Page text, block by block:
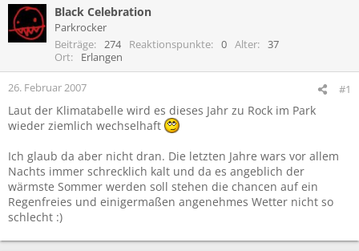
l
l
e
l
Black Celebration
Parkrocker
Beiträge
274 Reaktionspunkte 0 Alter
37
Ort
Erlangen
26. Februar 2007 #1
Laut der Klimatabelle wird es dieses Jahr zu Rock im Park
wieder ziemlich wechselhaft
Ich glaub da aber nicht dran. Die letzten Jahre wars vor allem
Nachts immer schrecklich kalt und da es angeblich der
wärmste Sommer werden soll stehen die chancen auf ein
Regenfreies und einigermaßen angenehmes Wetter nicht so
schlecht :)